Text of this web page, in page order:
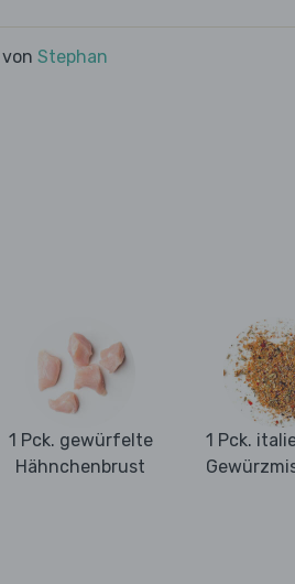
Stephan
1 Pck. gewürfelte
Hähnchenbrust
1 Pck.